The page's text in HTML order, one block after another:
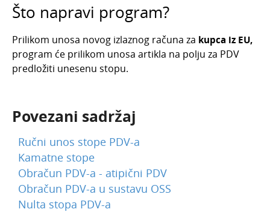
Što napravi program?
Prilikom unosa novog izlaznog računa za kupca iz EU,
program će prilikom unosa artikla na polju za PDV
predložiti unesenu stopu.
Povezani sadržaj
Ručni unos stope PDV-a
Kamatne stope
Obračun PDV-a - atipični PDV
Obračun PDV-a u sustavu OSS
Nulta stopa PDV-a